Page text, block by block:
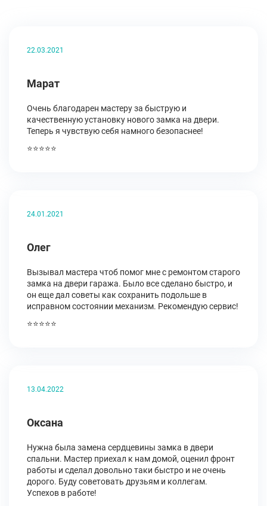
22.03.2021
Марат
Очень благодарен мастеру за быструю и
качественную установку нового замка на двери.
Теперь я чувствую себя намного безопаснее!
⭐⭐⭐⭐⭐
24.01.2021
Олег
Вызывал мастера чтоб помог мне с ремонтом старого
замка на двери гаража. Было все сделано быстро, и
он еще дал советы как сохранить подольше в
исправном состоянии механизм. Рекомендую сервис!
⭐⭐⭐⭐⭐
13.04.2022
Оксана
Нужна была замена сердцевины замка в двери
спальни. Мастер приехал к нам домой, оценил фронт
работы и сделал довольно таки быстро и не очень
дорого. Буду советовать друзьям и коллегам.
Успехов в работе!